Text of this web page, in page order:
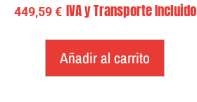
449,59€ IVA y Transporte Incluido
Añadir al carrito